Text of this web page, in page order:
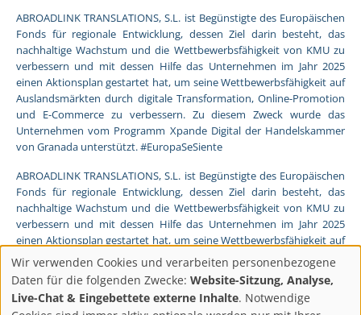
ABROADLINK TRANSLATIONS, S.L. ist Begünstigte des Europäischen
Fonds für regionale Entwicklung, dessen Ziel darin besteht, das
nachhaltige Wachstum und die Wettbewerbsfähigkeit von KMU zu
verbessern und mit dessen Hilfe das Unternehmen im Jahr 2025
einen Aktionsplan gestartet hat, um seine Wettbewerbsfähigkeit auf
Auslandsmärkten durch digitale Transformation, Online-Promotion
und E-Commerce zu verbessern. Zu diesem Zweck wurde das
Unternehmen vom Programm Xpande Digital der Handelskammer
von Granada unterstützt. #EuropaSeSiente
ABROADLINK TRANSLATIONS, S.L. ist Begünstigte des Europäischen
Fonds für regionale Entwicklung, dessen Ziel darin besteht, das
nachhaltige Wachstum und die Wettbewerbsfähigkeit von KMU zu
verbessern und mit dessen Hilfe das Unternehmen im Jahr 2025
einen Aktionsplan gestartet hat, um seine Wettbewerbsfähigkeit auf
Auslandsmärkten durch digitale Transformation, Online-Promotion
und E-Commerce zu verbessern. Zu diesem Zweck wurde das
Unternehmen vom Programm Pyme Digital der Handelskammer
von Granada unterstützt. #EuropaSeSiente
Wir verwenden Cookies und verarbeiten personenbezogene
Daten für die folgenden Zwecke: Website-Sitzung, Analyse,
Live-Chat & Eingebettete externe Inhalte. Notwendige